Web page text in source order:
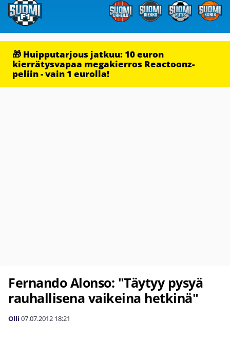
🎁 Huipputarjous jatkuu: 10 euron
kierrätysvapaa megakierros Reactoonz-
peliin - vain 1 eurolla!
Fernando Alonso: "Täytyy pysyä
rauhallisena vaikeina hetkinä"
Olli 07.07.2012 18:21